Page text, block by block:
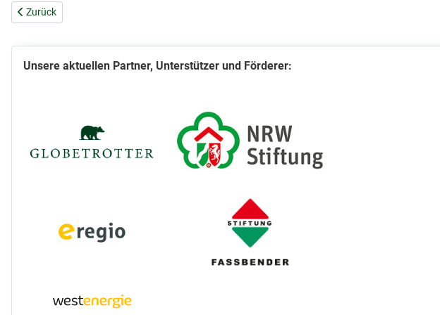
Vorheriger Beitrag: Benutzungshinweise
Zurück
Unsere aktuellen Partner, Unterstützer und Förderer: